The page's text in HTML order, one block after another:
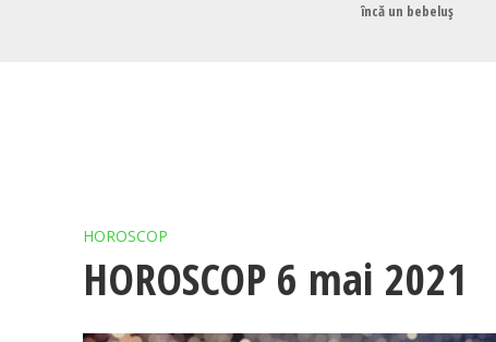
încă un bebeluș
HOROSCOP
HOROSCOP 6 mai 2021